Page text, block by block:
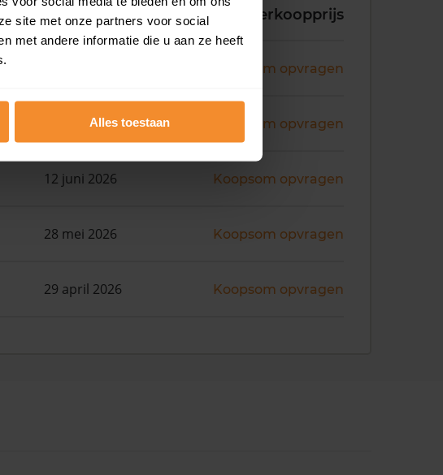
site met onze partners voor social
met andere informatie die u aan ze heeft
Alles toestaan
Verkoopdatum Verkoopprijs
Koopsom opvragen
15 juni 2026 Koopsom opvragen
12 juni 2026 Koopsom opvragen
28 mei 2026 Koopsom opvragen
29 april 2026 Koopsom opvragen